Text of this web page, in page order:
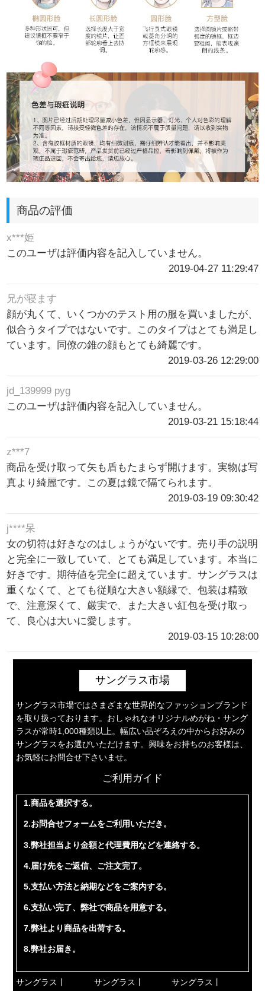
商品の評価
x***姫
このユーザは評価内容を記入していません。
2019-04-27 11:29:47
兄が寝ます
顔が丸くて、いくつかのテスト用の服を買いましたが、
似合うタイプではないです。このタイプはとても満足し
ています。同僚の錐の顔もとても綺麗です。
2019-03-26 12:29:00
jd_139999 pyg
このユーザは評価内容を記入していません。
2019-03-21 15:18:44
z***7
商品を受け取って矢も盾もたまらず開けます。実物は写
真より綺麗です。この夏は鏡で隔てられます。
2019-03-19 09:30:42
j****呆
女の切符は好きなのはしょうがないです。売り手の説明
と完全に一致していて、とても満足しています。本当に
好きです。期待値を完全に超えています。サングラスは
重くなくて、とても従順な大きい額縁で、包装は精致
で、注意深くて、厳実で、また大きい紅包を受け取っ
て、良心は大いに愛します。
2019-03-15 10:28:00
サングラス市場
サングラス市場ではさまざまな世界的なファッションブランド
を取り扱っております。おしゃれなオリジナルめがね・サング
ラスが常時1,000種類以上。幅広い品ぞろえの中からお好みの
サングラスをお選びいただけます。興味をお持ちのお客様は、
お気軽にお問合せ下さいませ。
ご利用ガイド
1.商品を選択する。
2.お問合せフォームをご利用いただき。
3.弊社担当より金額と代理費用などを連絡する。
4.届け先をご返信、ご注文完了。
5.支払い方法と納期などをご案内する。
6.支払い完了、弊社で商品を用意する。
7.弊社より商品を出荷する。
8.弊社お届き。
サングラス丨 サングラス丨 サングラス丨